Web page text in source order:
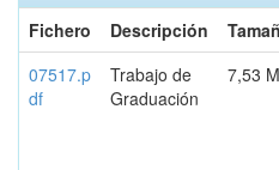
Fichero
Descripción
07517.p
df
Trabajo de
Graduación
7,53